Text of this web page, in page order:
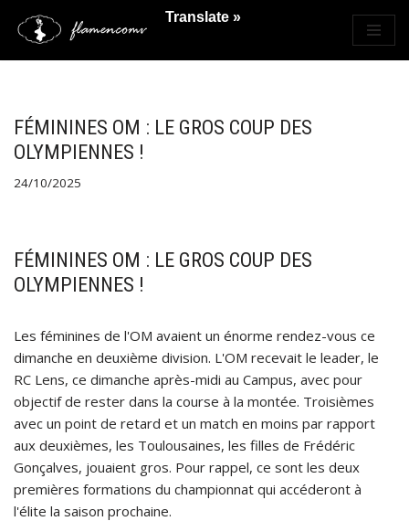
Saltar
FÉMININES OM : LE GROS COUP DES
OLYMPIENNES !
24/10/2025
FÉMININES OM : LE GROS COUP DES
OLYMPIENNES !
Les féminines de l'OM avaient un énorme rendez-vous ce
dimanche en deuxième division. L'OM recevait le leader, le
RC Lens, ce dimanche après-midi au Campus, avec pour
objectif de rester dans la course à la montée. Troisièmes
avec un point de retard et un match en moins par rapport
aux deuxièmes, les Toulousaines, les filles de Frédéric
Gonçalves, jouaient gros. Pour rappel, ce sont les deux
premières formations du championnat qui accéderont à
l'élite la saison prochaine.
Translate »